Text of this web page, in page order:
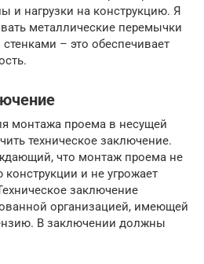
и нагрузки на конструкцию. Я
металлические перемычки
– это обеспечивает
монтажа проема в несущей
техническое заключение.
что монтаж проема не
и не угрожает
заключение
организацией, имеющей
В заключении должны